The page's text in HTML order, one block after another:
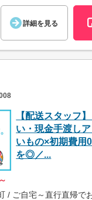
詳細を見る
【配送スタッフ
い・現金手渡し
いもの×初期費用
を◎／...
/ ご自宅～直行直帰で